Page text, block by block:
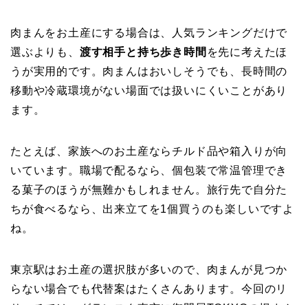
肉まんをお土産にする場合は、人気ランキングだけで
選ぶよりも、 渡す相手と持ち歩き時間 を先に考えたほ
うが実用的です。肉まんはおいしそうでも、長時間の
移動や冷蔵環境がない場面では扱いにくいことがあり
ます。
たとえば、家族へのお土産ならチルド品や箱入りが向
いています。職場で配るなら、個包装で常温管理でき
る菓子のほうが無難かもしれません。旅行先で自分た
ちが食べるなら、出来立てを1個買うのも楽しいですよ
ね。
東京駅はお土産の選択肢が多いので、肉まんが見つか
らない場合でも代替案はたくさんあります。今回のリ